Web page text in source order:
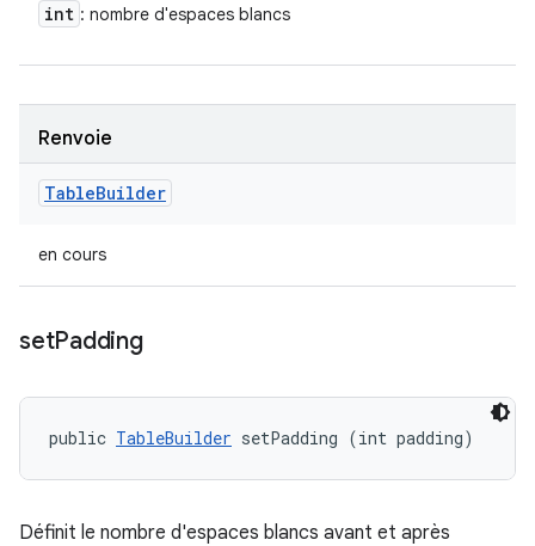
int : nombre d'espaces blancs
Renvoie
TableBuilder
en cours
setPadding
public TableBuilder setPadding (int padding)
Définit le nombre d'espaces blancs avant et après